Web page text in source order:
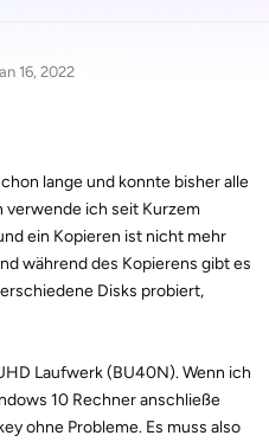
16, 2022
lange und konnte bisher alle
verwende ich seit Kurzem
ein Kopieren ist nicht mehr
während des Kopierens gibt es
Disks probiert,
Laufwerk (BU40N). Wenn ich
10 Rechner anschließe
ohne Probleme. Es muss also